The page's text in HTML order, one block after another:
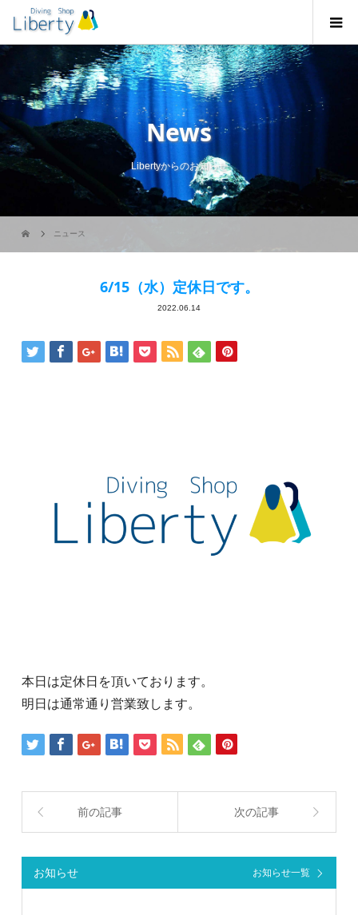
News
Libertyからのお知らせ
ニュース
6/15（水）定休日です。
2022.06.14
本日は定休日を頂いております。
明日は通常通り営業致します。
前の記事 次の記事
お知らせ お知らせ一覧